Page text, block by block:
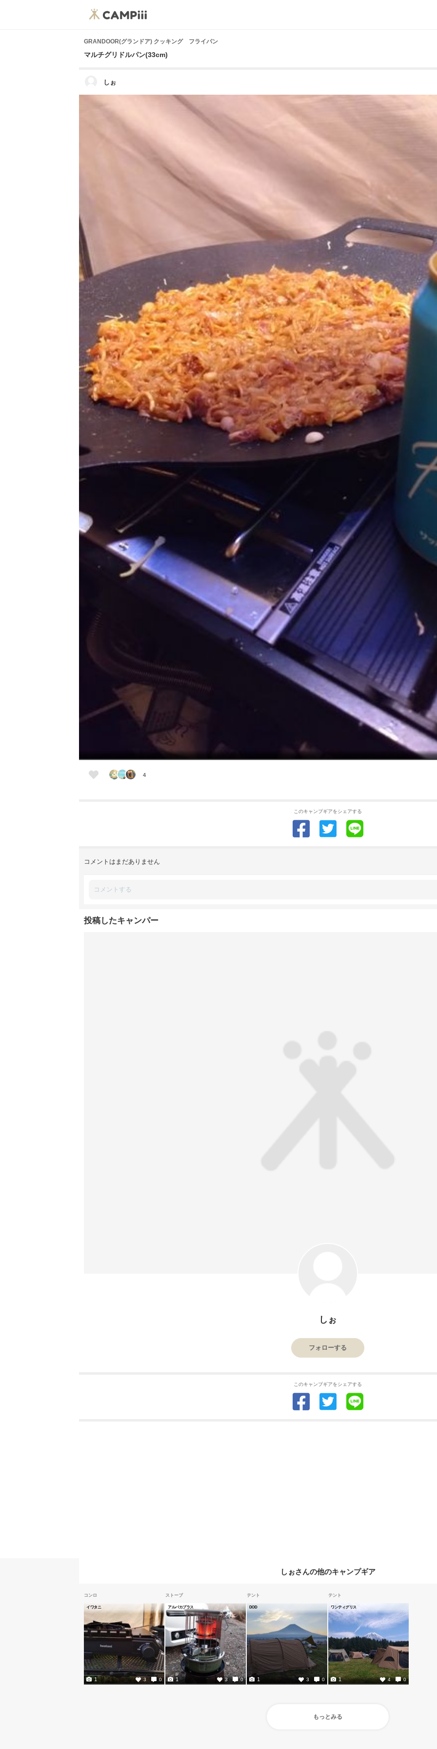
GRANDOOR(グランドア) クッキング フライパン
マルチグリドルパン(33cm)
しぉ
4
このキャンプギアをシェアする
コメントはまだありません
投稿したキャンパー
しぉ
フォローする
このキャンプギアをシェアする
しぉさんの他のキャンプギア
コンロ
イワタニ
3 0
1
ストーブ
アルパカプラス
3 0
1
テント
DOD
3 0
1
テント
ワンティグリス
4 0
1
もっとみる